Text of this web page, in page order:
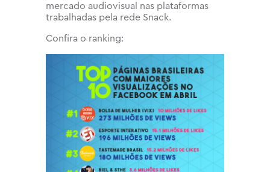
mercado audiovisual nas plataformas
trabalhadas pela rede Snack.
Confira o ranking: